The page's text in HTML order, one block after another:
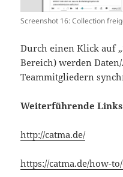
Screenshot 16: Collection
Durch einen Klick auf
Bereich) werden
Teammitgliedern
Weiterführende
http://catma.de/
https://catma.de/how-